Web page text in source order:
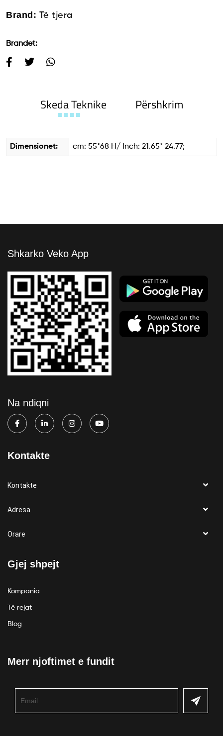
Brand: Të tjera
Brandet:
Skeda Teknike Përshkrim
Dimensionet: cm: 55*68 H/ Inch: 21.65* 24.77;
Shkarko Veko App
Na ndiqni
Kontakte
Kontakte
Adresa
Orare
Gjej shpejt
Kompania
Të rejat
Blog
Merr njoftimet e fundit